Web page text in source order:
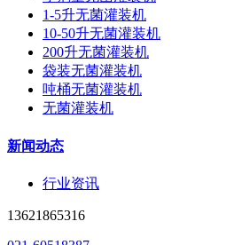
1-5升无菌灌装机
10-50升无菌灌装机
200升无菌灌装机
袋装无菌灌装机
吨桶无菌灌装机
无菌灌装机
新闻动态
行业资讯
13621865316